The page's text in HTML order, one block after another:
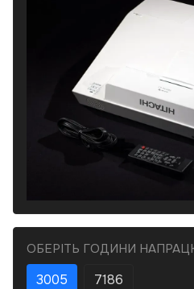
ОБЕРІТЬ ГОДИНИ
3005 7186